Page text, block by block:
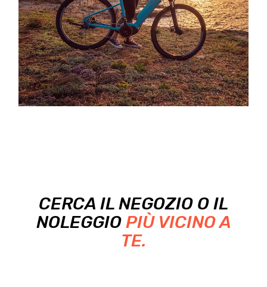
CERCA IL NEGOZIO O IL
NOLEGGIO PIÙ VICINO A
TE.